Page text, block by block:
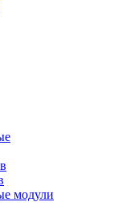
модули